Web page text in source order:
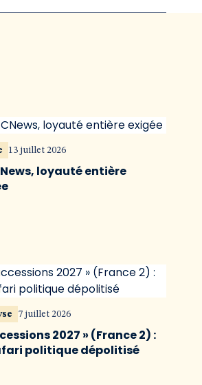
13 juillet 2026
loyauté entière
7 juillet 2026
2027 » (France 2) :
politique dépolitisé